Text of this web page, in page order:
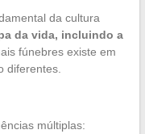
da cultura
da vida, incluindo a
fúnebres existe em
diferentes.
múltiplas: